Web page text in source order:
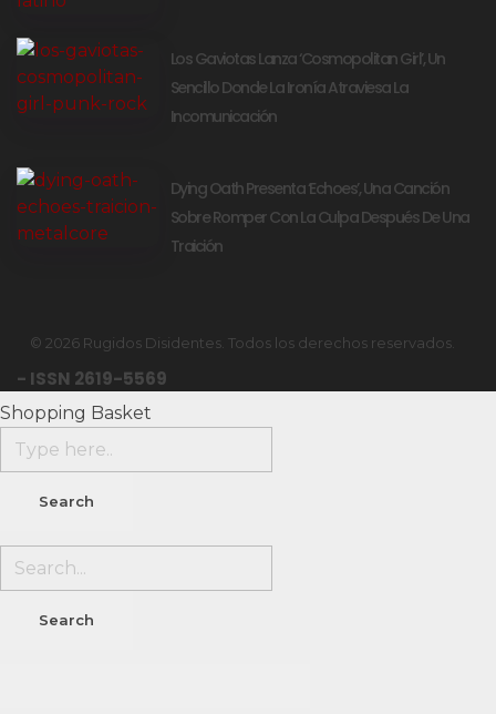
Los Gaviotas Lanza ‘Cosmopolitan Girl’, Un
Sencillo Donde La Ironía Atraviesa La
Incomunicación
Dying Oath Presenta ‘Echoes’, Una Canción
Sobre Romper Con La Culpa Después De Una
Traición
© 2026 Rugidos Disidentes. Todos los derechos reservados.
- ISSN 2619-5569
Shopping Basket